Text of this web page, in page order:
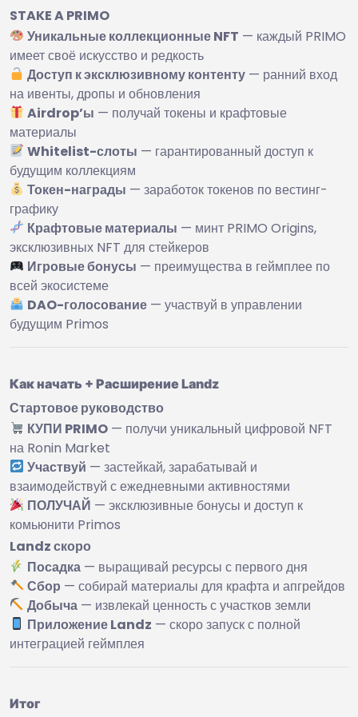
STAKE A PRIMO
Уникальные коллекционные NFT — каждый PRIMO
имеет своё искусство и редкость
Доступ к эксклюзивному контенту — ранний вход
на ивенты, дропы и обновления
Airdrop’ы — получай токены и крафтовые
материалы
Whitelist-слоты — гарантированный доступ к
будущим коллекциям
Токен-награды — заработок токенов по вестинг-
графику
Крафтовые материалы — минт PRIMO Origins,
эксклюзивных NFT для стейкеров
Игровые бонусы — преимущества в геймплее по
всей экосистеме
DAO-голосование — участвуй в управлении
будущим Primos
Как начать + Расширение Landz
Стартовое руководство
КУПИ PRIMO — получи уникальный цифровой NFT
на Ronin Market
Участвуй — застейкай, зарабатывай и
взаимодействуй с ежедневными активностями
ПОЛУЧАЙ — эксклюзивные бонусы и доступ к
комьюнити Primos
Landz скоро
Посадка — выращивай ресурсы с первого дня
Сбор — собирай материалы для крафта и апгрейдов
Добыча — извлекай ценность с участков земли
Приложение Landz — скоро запуск с полной
интеграцией геймплея
Итог